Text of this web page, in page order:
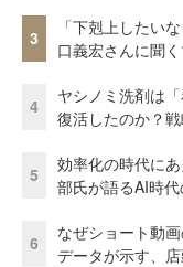
3
「下剋上したい
口義宏さんに聞
4
ヤシノミ洗剤は
復活したのか？
5
効率化の時代に
部氏が語るAI時
6
なぜショート動
データが示す、